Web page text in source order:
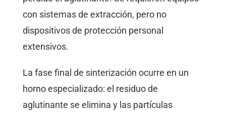
con sistemas de extracción, pero no
dispositivos de protección personal
extensivos.
La fase final de sinterización ocurre en un
horno especializado: el residuo de
aglutinante se elimina y las partículas